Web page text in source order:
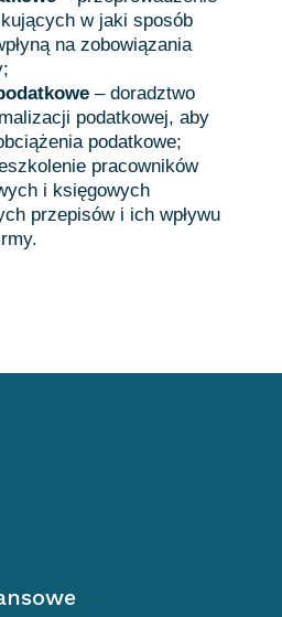
w jaki sposób
na zobowiązania
– doradztwo
podatkowej, aby
podatkowe;
pracowników
i księgowych
przepisów i ich wpływu